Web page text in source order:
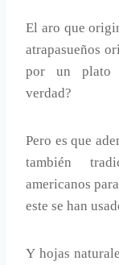
El aro que
atrapasueños
por un plato
verdad?
Pero es que
también
americanos
este se han
Y hojas